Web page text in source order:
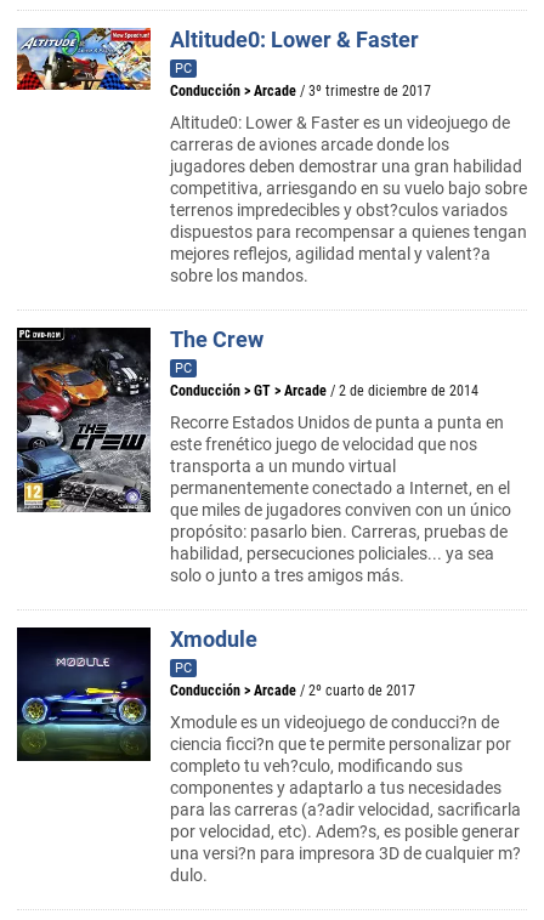
Altitude0: Lower & Faster
PC
Conducción > Arcade / 3º trimestre de 2017
Altitude0: Lower & Faster es un videojuego de
carreras de aviones arcade donde los
jugadores deben demostrar una gran habilidad
competitiva, arriesgando en su vuelo bajo sobre
terrenos impredecibles y obst?culos variados
dispuestos para recompensar a quienes tengan
mejores reflejos, agilidad mental y valent?a
sobre los mandos.
The Crew
PC
Conducción > GT > Arcade / 2 de diciembre de 2014
Recorre Estados Unidos de punta a punta en
este frenético juego de velocidad que nos
transporta a un mundo virtual
permanentemente conectado a Internet, en el
que miles de jugadores conviven con un único
propósito: pasarlo bien. Carreras, pruebas de
habilidad, persecuciones policiales... ya sea
solo o junto a tres amigos más.
Xmodule
PC
Conducción > Arcade / 2º cuarto de 2017
Xmodule es un videojuego de conducci?n de
ciencia ficci?n que te permite personalizar por
completo tu veh?culo, modificando sus
componentes y adaptarlo a tus necesidades
para las carreras (a?adir velocidad, sacrificarla
por velocidad, etc). Adem?s, es posible generar
una versi?n para impresora 3D de cualquier m?
dulo.